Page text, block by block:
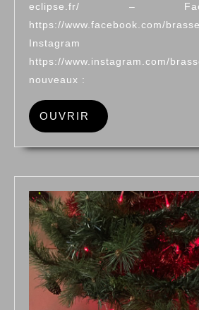
eclipse.fr/ –
https://www.facebook.com/
https://www.instagram.com/
nouveaux :
OUVRIR OUVRIR